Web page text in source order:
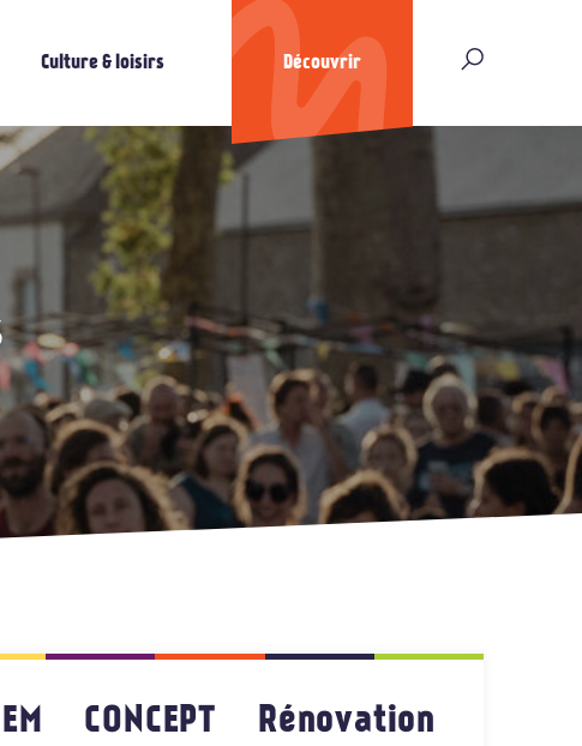
Culture & loisirs Découvrir
CONCEPT Rénovation